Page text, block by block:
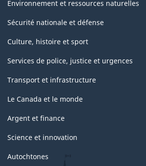
Environnement et ressources naturelles
Sécurité nationale et défense
Culture, histoire et sport
Services de police, justice et urgences
Transport et infrastructure
Le Canada et le monde
Argent et finance
Science et innovation
Autochtones